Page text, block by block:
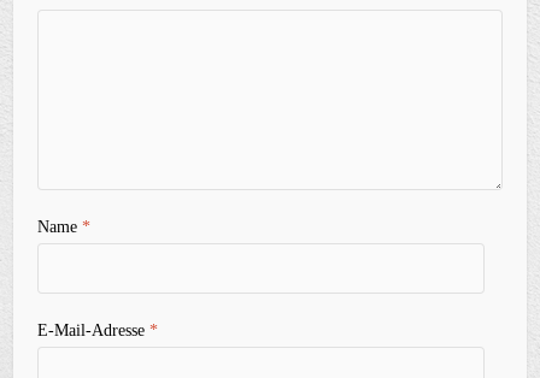
Name*
E-Mail-Adresse*